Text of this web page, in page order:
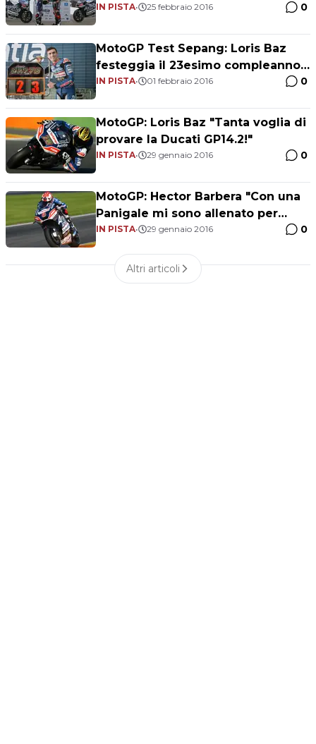
IN PISTA• 25 febbraio 2016 0
MotoGP Test Sepang: Loris Baz
festeggia il 23esimo compleanno
in pista
IN PISTA• 01 febbraio 2016 0
MotoGP: Loris Baz "Tanta voglia di
provare la Ducati GP14.2!"
IN PISTA• 29 gennaio 2016 0
MotoGP: Hector Barbera "Con una
Panigale mi sono allenato per
Sepang"
IN PISTA• 29 gennaio 2016 0
Altri articoli